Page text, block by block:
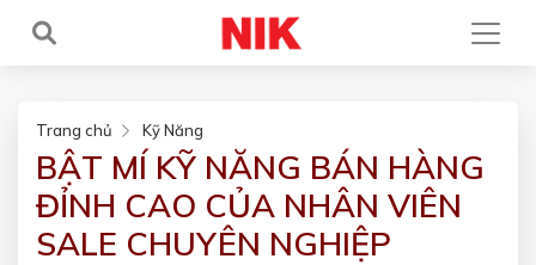
Trang chủ Kỹ Năng
BẬT MÍ KỸ NĂNG BÁN HÀNG
ĐỈNH CAO CỦA NHÂN VIÊN
SALE CHUYÊN NGHIỆP